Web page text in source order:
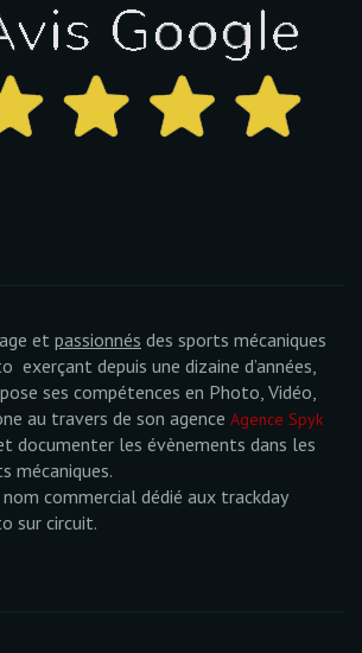
et passionnés des sports mécaniques
depuis une dizaine d’années,
ses compétences en Photo, Vidéo,
au travers de son agence Agence Spyk
documenter les évènements dans les
mécaniques.
commercial dédié aux trackday
sur circuit.